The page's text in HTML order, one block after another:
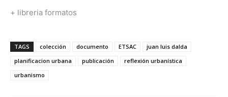
+ libreria formatos
TAGS colección documento ETSAC
juan luis dalda
planificacion urbana
publicación
reflexión urbanística
urbanismo